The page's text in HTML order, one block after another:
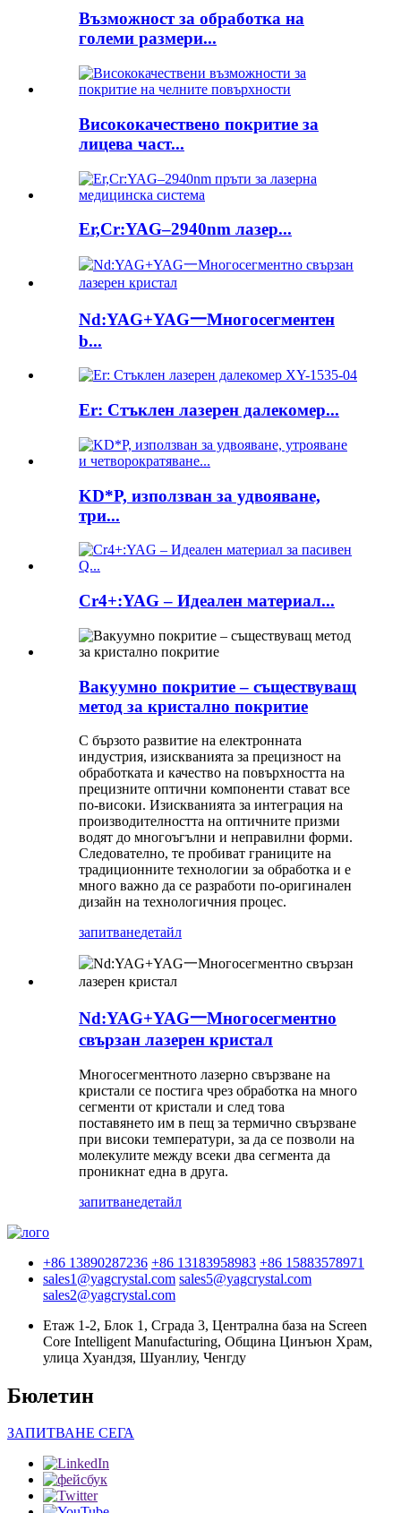
Възможност за обработка на
големи размери...
Висококачествено покритие за
лицева част...
Er,Cr:YAG–2940nm лазер...
Nd:YAG+YAG一Многосегментен
b...
Er: Стъклен лазерен далекомер...
KD*P, използван за удвояване,
три...
Cr4+:YAG – Идеален материал...
Вакуумно покритие – съществуващ
метод за кристално покритие
С бързото развитие на електронната
индустрия, изискванията за прецизност на
обработката и качество на повърхността на
прецизните оптични компоненти стават все
по-високи. Изискванията за интеграция на
производителността на оптичните призми
водят до многоъгълни и неправилни форми.
Следователно, те пробиват границите на
традиционните технологии за обработка и е
много важно да се разработи по-оригинален
дизайн на технологичния процес.
запитванедетайл
Nd:YAG+YAG一Многосегментно
свързан лазерен кристал
Многосегментното лазерно свързване на
кристали се постига чрез обработка на много
сегменти от кристали и след това
поставянето им в пещ за термично свързване
при високи температури, за да се позволи на
молекулите между всеки два сегмента да
проникнат една в друга.
запитванедетайл
+86 13890287236 +86 13183958983 +86 15883578971
sales1@yagcrystal.com sales5@yagcrystal.com
sales2@yagcrystal.com
Етаж 1-2, Блок 1, Сграда 3, Централна база на Screen
Core Intelligent Manufacturing, Община Цинъюн Храм,
улица Хуандзя, Шуанлиу, Ченгду
Бюлетин
ЗАПИТВАНЕ СЕГА